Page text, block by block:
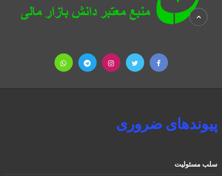
پیوندهای ضروری
سلب مسئولیت